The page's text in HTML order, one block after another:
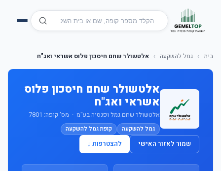
בית › גמל להשקעה › אלטשולר שחם חיסכון פלוס אשראי ואג"ח
אלטשולר שחם חיסכון פלוס
אשראי ואג"ח
אלטשולר שחם גמל ופנסיה בע"מ · מס' קופה: 7801
גמל להשקעה קופת גמל להשקעה
שמור לאזור האישי להצטרפות ↓